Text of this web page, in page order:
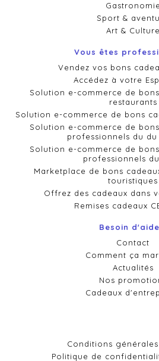
Gastronomie
Sport &
Art & Culture
Vous êtes
Vendez vos bons
Accédez à votre
Solution e-commerce de
restaurants
Solution e-commerce de bons
Solution e-commerce de
professionnels du
Solution e-commerce de
professionnels
Marketplace de bons
touristiques
Offrez des cadeaux dans
Remises cadeaux
Besoin
Contact
Comment ça
Actualités
Nos
Cadeaux
Conditions
Politique de